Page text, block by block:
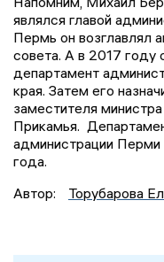
являлся главой
Пермь он возглавлял
совета. А в 2017 году
департамент
края. Затем его
заместителя
Прикамья.
администрации Перми
года.
Автор:
Торубарова